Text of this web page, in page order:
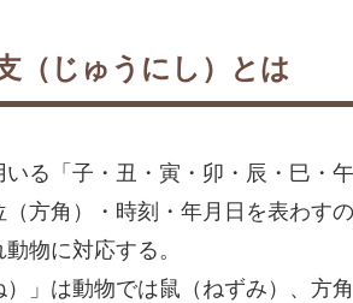
（じゅうにし）とは
いる「子・丑・寅・卯・辰・巳・
方角）・時刻・年月日を表わす
物に対応する。
）」は動物では鼠（ねずみ）、方